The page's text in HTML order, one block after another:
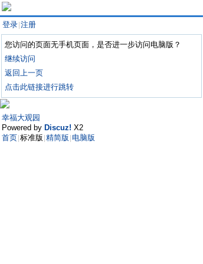
登录 注册
您访问的页面无手机页面，是否进一步访问电脑版？
继续访问
返回上一页
点击此链接进行跳转
幸福大观园
Powered by Discuz! X2
首页 标准版 精简版 电脑版